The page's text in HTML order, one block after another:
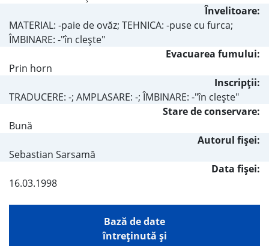
Învelitoare:
MATERIAL: -paie de ovăz; TEHNICA: -puse cu furca;
ÎMBINARE: -"în cleşte"
Evacuarea fumului:
Prin horn
Inscripţii:
TRADUCERE: -; AMPLASARE: -; ÎMBINARE: -"în cleşte"
Stare de conservare:
Bună
Autorul fişei:
Sebastian Sarsamă
Data fișei:
16.03.1998
Bază de date
întreţinută şi